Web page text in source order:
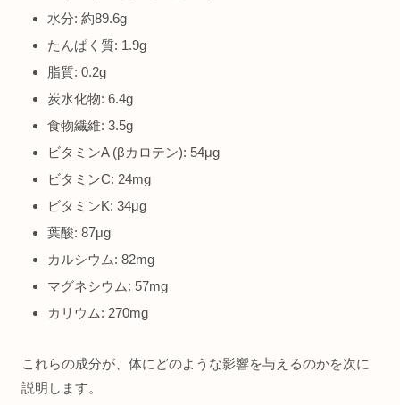
水分: 約89.6g
たんぱく質: 1.9g
脂質: 0.2g
炭水化物: 6.4g
食物繊維: 3.5g
ビタミンA (βカロテン): 54μg
ビタミンC: 24mg
ビタミンK: 34μg
葉酸: 87μg
カルシウム: 82mg
マグネシウム: 57mg
カリウム: 270mg
これらの成分が、体にどのような影響を与えるのかを次に
説明します。